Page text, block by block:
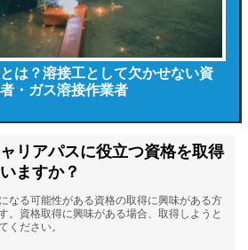
は？溶接工として欠かせない資
・ガス溶接作業者
リアパスに役立つ資格を取得
ますか？
なる可能性がある資格の取得に興味がある方
。資格取得に興味がある場合、取得しようと
ください。